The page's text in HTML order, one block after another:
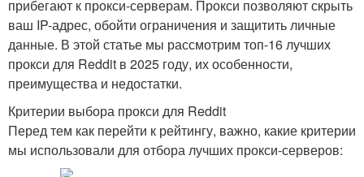
прибегают к прокси-серверам. Прокси позволяют скрыть
ваш IP-адрес, обойти ограничения и защитить личные
данные. В этой статье мы рассмотрим топ-16 лучших
прокси для Reddit в 2025 году, их особенности,
преимущества и недостатки.
Критерии выбора прокси для Reddit
Перед тем как перейти к рейтингу, важно, какие критерии
мы использовали для отбора лучших прокси-серверов: